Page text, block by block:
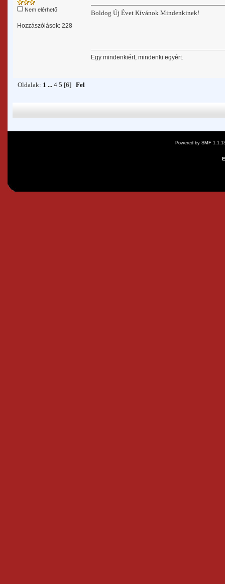
Nem elérhető
Hozzászólások: 228
Boldog Új Évet Kívánok Mindenkinek!
Egy mindenkiért, mindenki egyért.
Oldalak: 1 ... 4 5 [6] Fel
Powered by SMF